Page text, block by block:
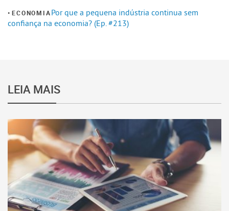
ECONOMIAPor que a pequena indústria continua sem
confiança na economia? (Ep. #213)
LEIA MAIS